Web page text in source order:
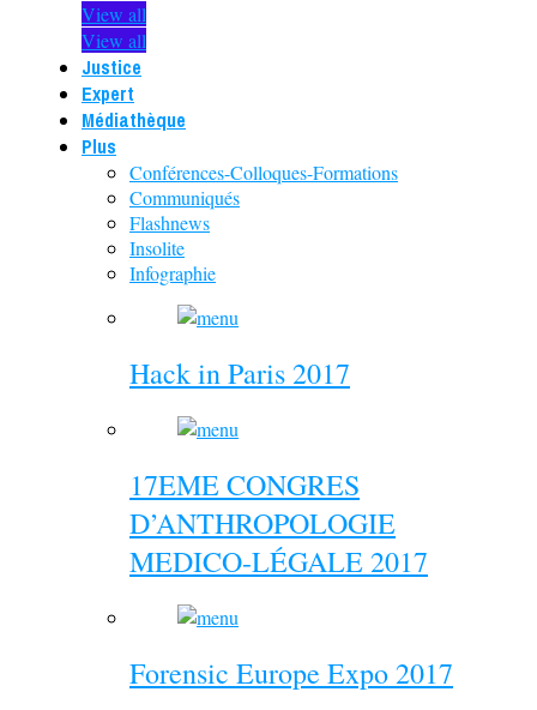
View all
View all
Justice
Expert
Médiathèque
Plus
Conférences-Colloques-Formations
Communiqués
Flashnews
Insolite
Infographie
Hack in Paris 2017
17EME CONGRES
D’ANTHROPOLOGIE
MEDICO-LÉGALE 2017
Forensic Europe Expo 2017